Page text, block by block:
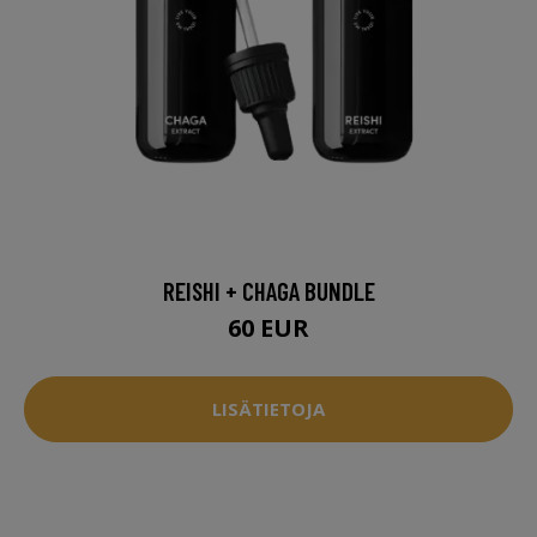
REISHI + CHAGA BUNDLE
60 EUR
LISÄTIETOJA